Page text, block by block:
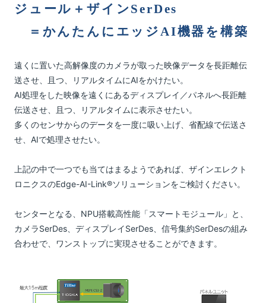
ジュール＋ザイン SerDes
＝かんたんにエッジAI機器を構築
遠くに置いた高解像度のカメラが取った映像データを長距離伝
送させ、且つ、リアルタイムにAIをかけたい。
AI処理をした映像を遠くにあるディスプレイ／パネルへ長距離
伝送させ、且つ、リアルタイムに表示させたい。
多くのセンサからのデータを一度に吸い上げ、省配線で伝送さ
せ、AIで処理させたい。
上記の中で一つでも当てはまるようであれば、ザインエレクト
ロニクスのEdge-AI-Link®ソリューションをご検討ください。
センターとなる、NPU搭載高性能「スマートモジュール」と、
カメラSerDes、ディスプレイSerDes、信号集約SerDesの組み
合わせで、ワンストップに実現させることができます。